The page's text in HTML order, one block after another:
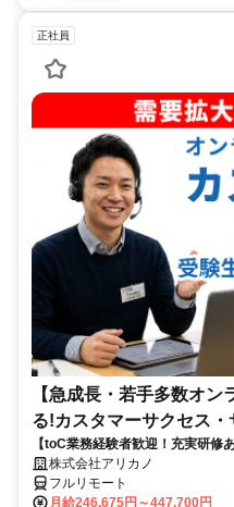
正社員
【急成長・若手多数オン
る!カスタマーサクセス
ション”が好きな方!|「フ
【toC業務経験者歓迎！充実研
アル化が進んでいて、迷わず働け
株式会社アリカノ
フルリモート
月給246,675円～447,700円